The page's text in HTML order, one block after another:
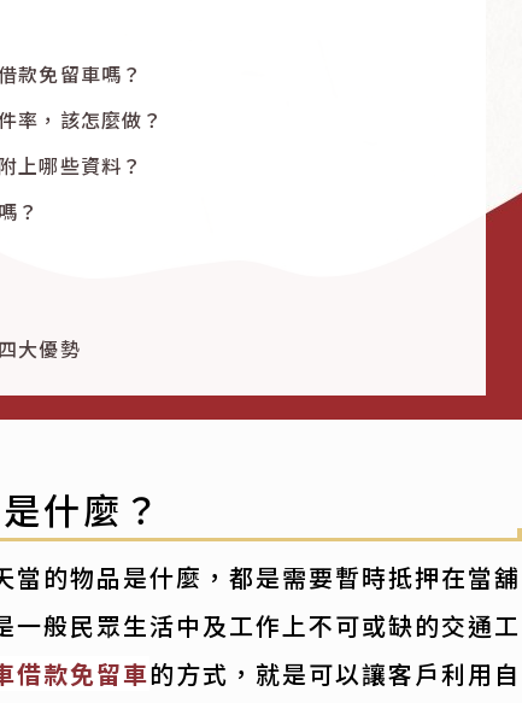
款免留車嗎？
率，該怎麼做？
上哪些資料？
？
大優勢
什麼？
當的物品是什麼，都是需要暫時抵押在當舖
一般民眾生活中及工作上不可或缺的交通工
借款免留車的方式，就是可以讓客戶利用自